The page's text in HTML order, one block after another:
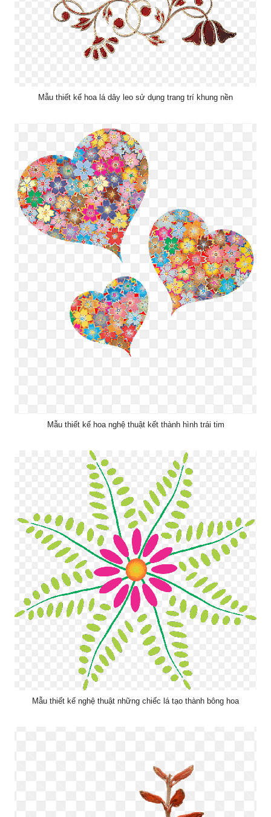
Mẫu thiết kế hoa lá dây leo sử dụng trang trí khung nền
Mẫu thiết kế hoa nghệ thuật kết thành hình trái tim
Mẫu thiết kế nghệ thuật những chiếc lá tạo thành bông hoa